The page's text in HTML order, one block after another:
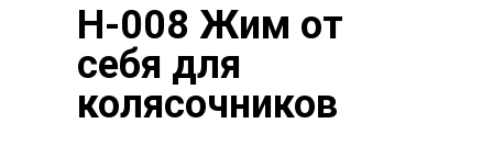
Н-008 Жим от
себя для
колясочников